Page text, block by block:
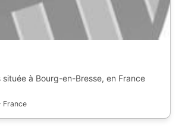
située à Bourg-en-Bresse, en France
France